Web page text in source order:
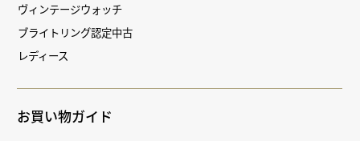
ヴィンテージウォッチ
ブライトリング認定中古
レディース
お買い物ガイド